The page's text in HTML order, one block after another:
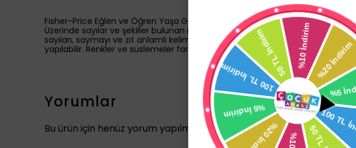
Fisher-Price Eğlen ve Öğren Yaşa Göre Gelişim koltuğu, bebeğin
Üzerinde sayılar ve şekiller bulunan ışıklı kumanda, çevirmeli defter ve
sayıları, saymayı ve zıt anlamlı kelimeleri içeren 120 şarkı, ses ve cümle
yapılabilir. Renkler ve süslemeler farklılık gösterebilir.
Yorumlar
Bu ürün için henüz yorum yapılmamış.